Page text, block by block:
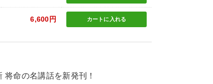
6,600円 カートに 入れる
命の名講話を新発刊！